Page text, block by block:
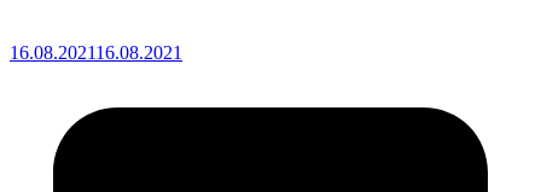
16.08.202116.08.2021